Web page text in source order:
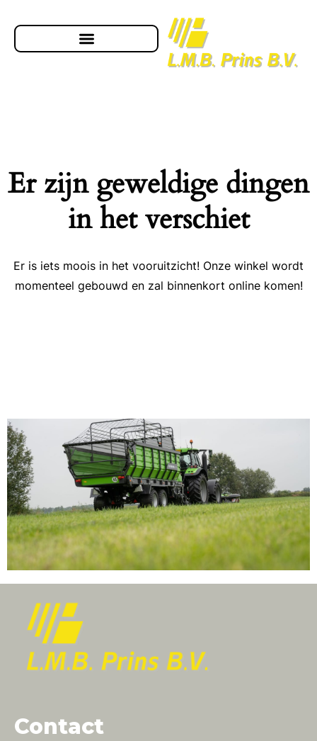
Er zijn geweldige dingen
in het verschiet
Er is iets moois in het vooruitzicht! Onze winkel wordt
momenteel gebouwd en zal binnenkort online komen!
Contact